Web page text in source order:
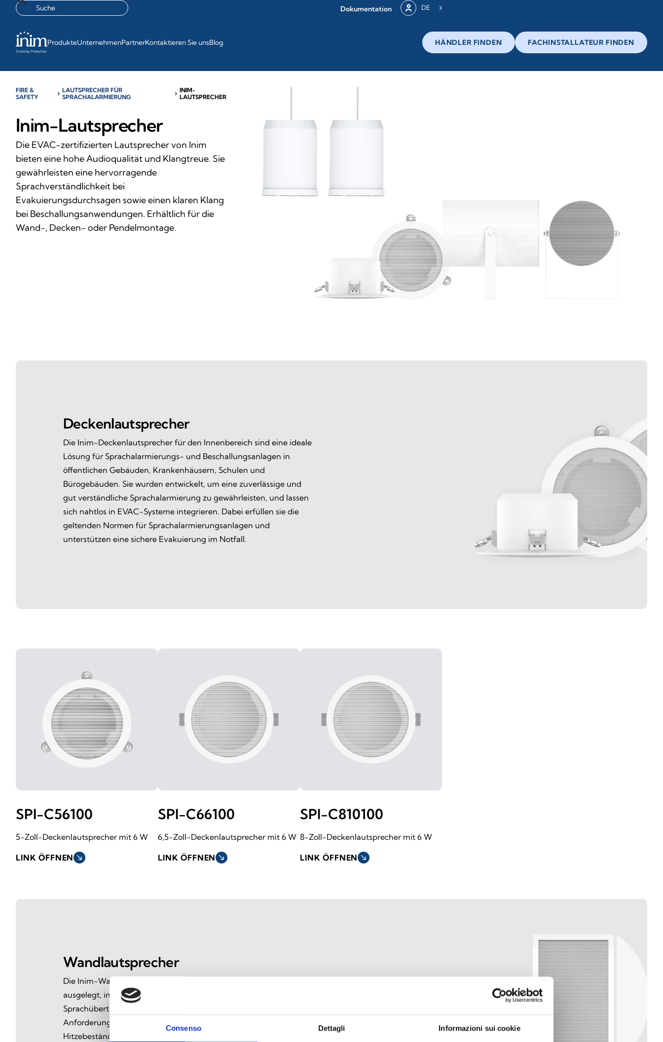
Consenso Dettagli Informazioni sui cookie
Dokumentation DE
ProdukteUnternehmenPartnerKontaktieren Sie unsBlog HÄNDLER FINDEN FACHINSTALLATEUR FINDEN
FIRE &
SAFETY
chevron_right LAUTSPRECHER FÜR
SPRACHALARMIERUNG
chevron_rightINIM-
LAUTSPRECHER
Inim-Lautsprecher
Die EVAC-zertifizierten Lautsprecher von Inim
bieten eine hohe Audioqualität und Klangtreue. Sie
gewährleisten eine hervorragende
Sprachverständlichkeit bei
Evakuierungsdurchsagen sowie einen klaren Klang
bei Beschallungsanwendungen. Erhältlich für die
Wand-, Decken- oder Pendelmontage.
Deckenlautsprecher
Die Inim-Deckenlautsprecher für den Innenbereich sind eine ideale
Lösung für Sprachalarmierungs- und Beschallungsanlagen in
öffentlichen Gebäuden, Krankenhäusern, Schulen und
Bürogebäuden. Sie wurden entwickelt, um eine zuverlässige und
gut verständliche Sprachalarmierung zu gewährleisten, und lassen
sich nahtlos in EVAC-Systeme integrieren. Dabei erfüllen sie die
geltenden Normen für Sprachalarmierungsanlagen und
unterstützen eine sichere Evakuierung im Notfall.
SPI-C56100
5-Zoll-Deckenlautsprecher mit 6 W
LINK ÖFFNEN south_east
SPI-C66100
6,5-Zoll-Deckenlautsprecher mit 6 W
LINK ÖFFNEN south_east
SPI-C810100
8-Zoll-Deckenlautsprecher mit 6 W
LINK ÖFFNEN south_east
Wandlautsprecher
Die Inim-Wandlautsprecher für Sprachalarmierung sind darauf
ausgelegt, in Notfällen eine klare und zuverlässige
Sprachübertragung zu gewährleisten. Sie entsprechen den
Anforderungen der Norm EN 54-24 und zeichnen sich durch
Hitzebeständigkeit sowie eine hervorragende Klangqualität aus.